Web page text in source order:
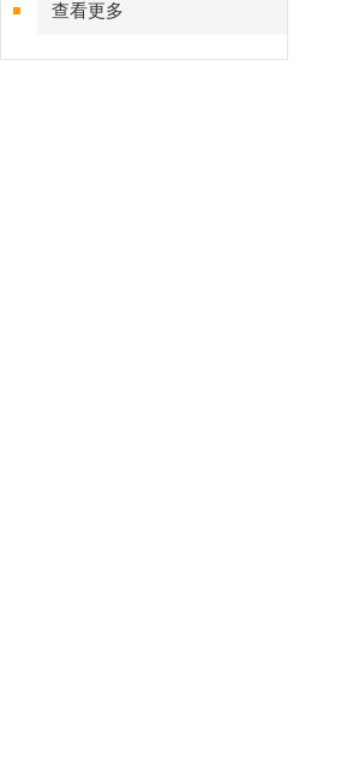
查看更多